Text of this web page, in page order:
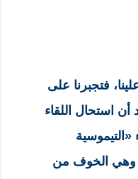
فتجبرنا على
أن استحال اللقاء
«التيموسية
وهي الخوف من